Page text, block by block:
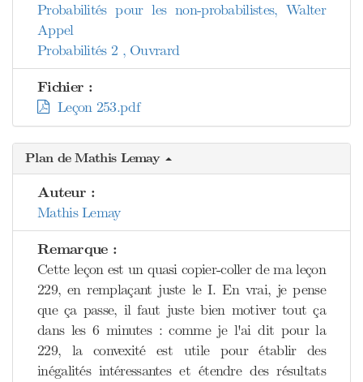
Probabilités pour les non-probabilistes, Walter
Appel
Probabilités 2 , Ouvrard
Fichier :
Leçon 253.pdf
Plan de Mathis Lemay
Auteur :
Mathis Lemay
Remarque :
Cette leçon est un quasi copier-coller de ma leçon
229, en remplaçant juste le I. En vrai, je pense
que ça passe, il faut juste bien motiver tout ça
dans les 6 minutes : comme je l'ai dit pour la
229, la convexité est utile pour établir des
inégalités intéressantes et étendre des résultats